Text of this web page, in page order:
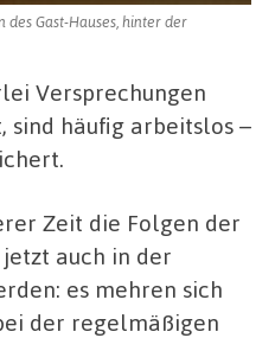
Gast-Hauses, hinter der
Versprechungen
sind häufig arbeitslos –
Zeit die Folgen der
auch in der
es mehren sich
der regelmäßigen